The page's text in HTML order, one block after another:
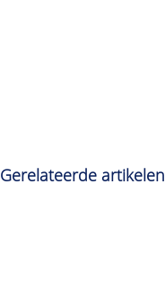
Gerelateerde artikelen